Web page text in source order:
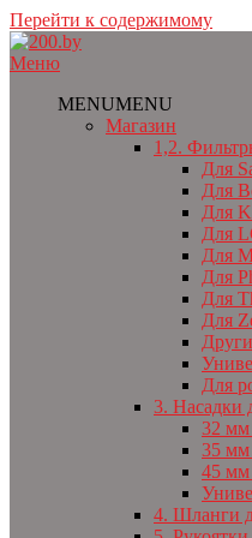
Перейти к содержимому
Меню
MENUMENU
Магазин
1,2.
Для
Для
Для
Для
Для
Для
Для
Для
Для
3. Насадки
32 мм
35 мм
45 мм
4. Шланги